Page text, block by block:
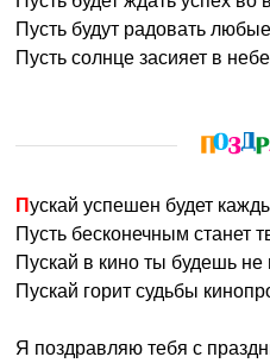
Пусть будут радовать
Пусть солнце засияет в
Пускай успешен будет
Пусть бесконечным станет
Пускай в кино ты будешь не
Пускай горит судьбы
Я поздравляю тебя с